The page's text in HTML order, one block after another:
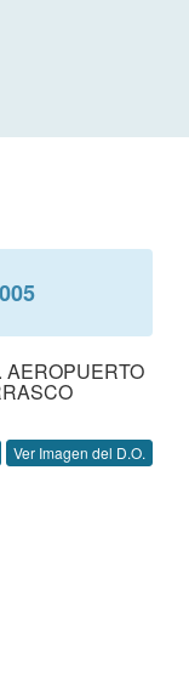
AEROPUERTO
Ver Imagen del D.O.